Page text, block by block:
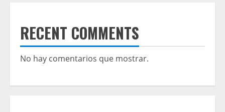
RECENT COMMENTS
No hay comentarios que mostrar.